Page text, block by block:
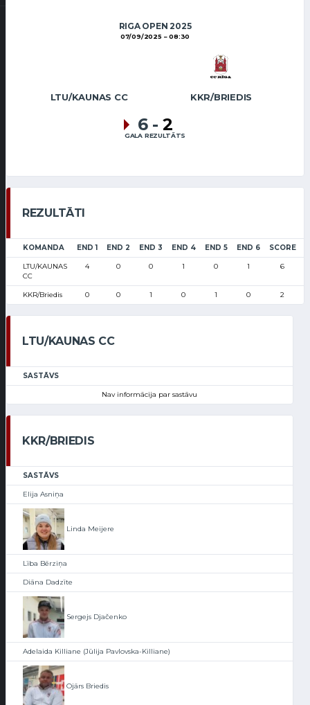
RIGA OPEN 2025
07/09/2025 08:30
LTU/KAUNAS CC KKR/BRIEDIS
6 - 2
GALA REZULTĀTS
REZULTĀTI
KOMANDA END 1 END 2 END 3 END 4 END 5 END 6 SCORE
LTU/KAUNAS
CC
4 0 0 1 0 1 6
KKR/Briedis 0 0 1 0 1 0 2
LTU/KAUNAS CC
SASTĀVS
Nav informācija par sastāvu
KKR/BRIEDIS
SASTĀVS
Elija Asniņa
Linda Meijere
Lība Bērziņa
Diāna Dadzīte
Sergejs Djačenko
Adelaida Killiane (Jūlija Pavlovska-Killiane)
Ojārs Briedis